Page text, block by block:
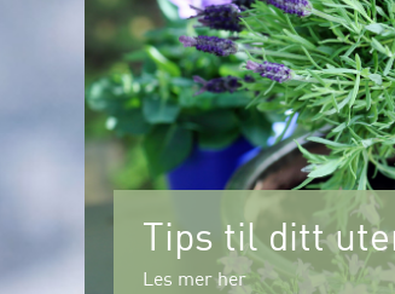
Tips til ditt
Les mer her